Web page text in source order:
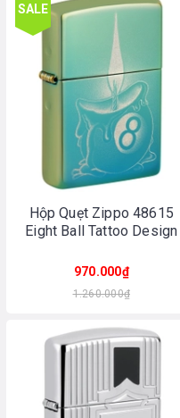
SALE
Hộp Quẹt Zippo 48615
Eight Ball Tattoo Design
970.000₫
1.260.000₫